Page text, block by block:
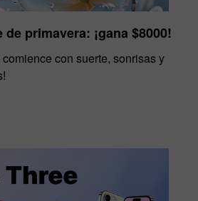
primavera: ¡gana $8000!
comience con suerte, sonrisas y